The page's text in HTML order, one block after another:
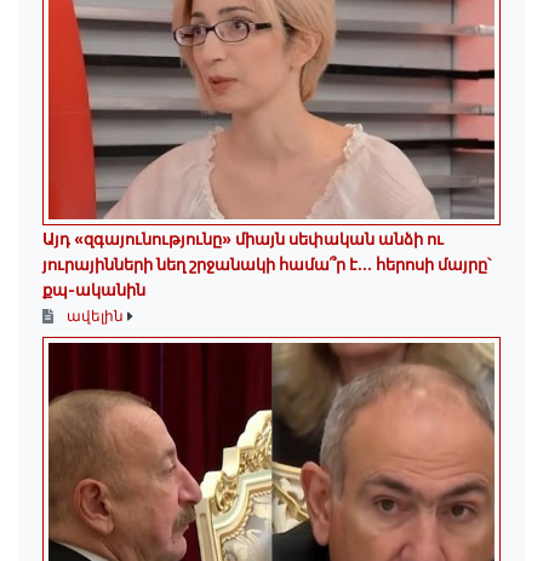
Այդ «զգայունությունը» միայն սեփական անձի ու
յուրայինների նեղ շրջանակի համա՞ր է․․․ հերոսի մայրը՝
քպ-ականին
ավելին